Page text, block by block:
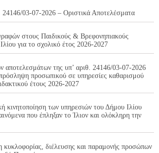
24146/03-07-2026 – Οριστικά Αποτελέσματα
στους Παιδικούς & Βρεφονηπιακούς
για το σχολικό έτος 2026-2027
αποτελεσμάτων της υπ’ αριθ. 24146/03-07-2026
προσωπικού σε υπηρεσίες καθαρισμού
έτους 2026-2027
κινητοποίηση των υπηρεσιών του Δήμου Ιλίου
που έπληξαν το Ίλιον και ολόκληρη την
κυκλοφορίας, διέλευσης και παραμονής προσώπων